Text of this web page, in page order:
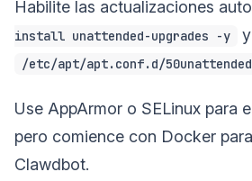
Habilite las actualizaciones
install unattended-upgrades -y
/etc/apt/apt.conf.d/
Use AppArmor o SELinux para
pero comience con Docker
Clawdbot.